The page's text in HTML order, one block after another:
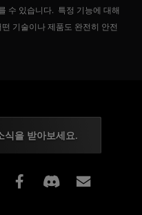
수 있습니다. 특정 기능에 대해
기술이나 제품도 완전히 안전
식을 받아보세요.
Facebook